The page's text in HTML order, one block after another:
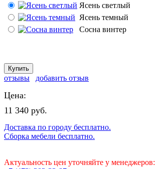
Ясень светлый
Ясень темный
Сосна винтер
отзывы добавить отзыв
Цена:
11 340 руб.
Доставка по городу бесплатно.
Сборка мебели бесплатно.
Актуальность цен уточняйте у менеджеров: